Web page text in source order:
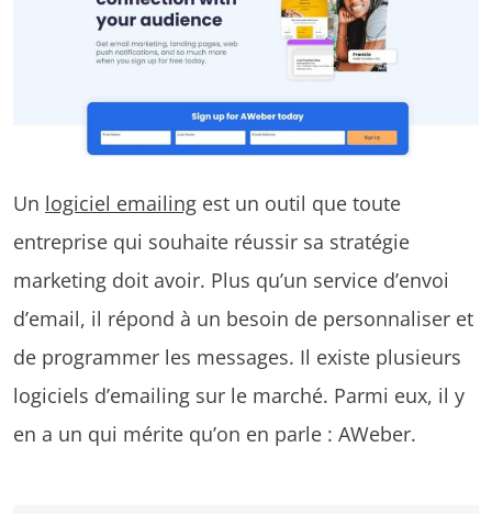
Un logiciel emailing est un outil que toute
entreprise qui souhaite réussir sa stratégie
marketing doit avoir. Plus qu’un service d’envoi
d’email, il répond à un besoin de personnaliser et
de programmer les messages. Il existe plusieurs
logiciels d’emailing sur le marché. Parmi eux, il y
en a un qui mérite qu’on en parle : AWeber.